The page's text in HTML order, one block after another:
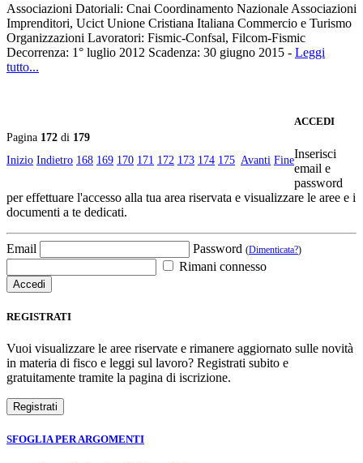
Associazioni Datoriali: Cnai Coordinamento Nazionale Associazioni
Imprenditori, Ucict Unione Cristiana Italiana Commercio e Turismo
Organizzazioni Lavoratori: Fismic-Confsal, Filcom-Fismic
Decorrenza: 1° luglio 2012 Scadenza: 30 giugno 2015 - Leggi
tutto...
Pagina 172 di 179
Inizio Indietro 168 169 170 171 172 173 174 175 Avanti Fine
ACCEDI
Inserisci
email e
password
per effettuare l'accesso alla tua area riservata e visualizzare le aree e i
documenti a te dedicati.
Email Password (Dimenticata?)
Rimani connesso
REGISTRATI
Vuoi visualizzare le aree riservate e rimanere aggiornato sulle novità
in materia di fisco e leggi sul lavoro? Registrati subito e
gratuitamente tramite la pagina di iscrizione.
SFOGLIA PER ARGOMENTI